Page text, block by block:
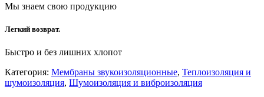
Мы знаем свою продукцию
Легкий возврат.
Быстро и без лишних хлопот
Категория: Мембраны звукоизоляционные, Теплоизоляция и
шумоизоляция, Шумоизоляция и виброизоляция